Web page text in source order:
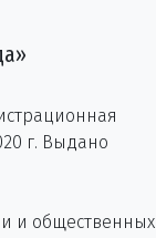
г. Выдано
и общественных